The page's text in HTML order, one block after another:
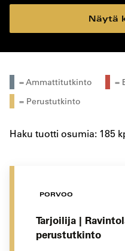
Näytä
= Ammattitutkinto
=
= Perustutkinto
Haku tuotti osumia: 185
PORVOO
Tarjoilija |
perustutkinto